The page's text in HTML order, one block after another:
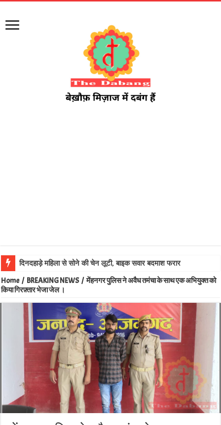
Home / BREAKING NEWS / मेंहनगर पुलिस ने अवैध तमंचा के साथ एक अभियुक्त को
किया गिरफ़्तार भेजा जेल ।